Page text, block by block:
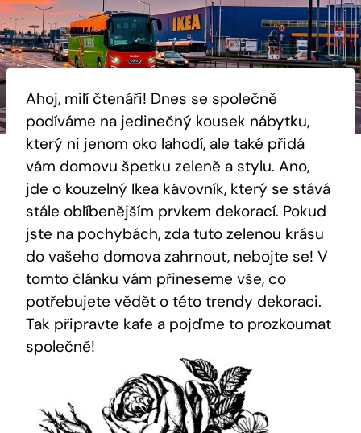
Ahoj, milí čtenáři! Dnes se společně
podíváme na jedinečný kousek nábytku,
který ni jenom oko lahodí, ale také přidá
vám domovu špetku zeleně a stylu. Ano,
jde o kouzelný Ikea kávovník, který se stává
stále oblíbenějším prvkem dekorací. Pokud
jste na pochybách, zda tuto zelenou krásu
do vašeho domova zahrnout, nebojte se! V
tomto článku vám přineseme vše, co
potřebujete vědět o této trendy dekoraci.
Tak připravte kafe a pojďme to prozkoumat
společně!